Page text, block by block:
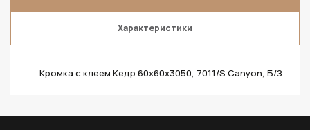
Характеристики
Кромка с клеем Кедр 60х60х3050, 7011/S Canyon, Б/З